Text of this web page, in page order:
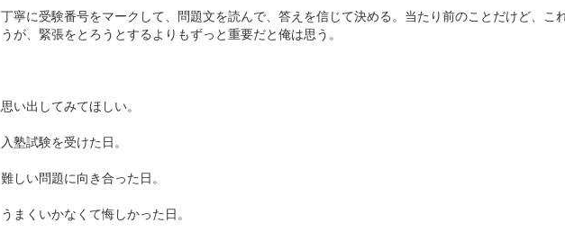
丁寧に受験番号をマークして、問題文を読んで、答えを信じて決める。当たり前のことだけど、こ
うが、緊張をとろうとするよりもずっと重要だと俺は思う。
思い出してみてほしい。
入塾試験を受けた日。
難しい問題に向き合った日。
うまくいかなくて悔しかった日。